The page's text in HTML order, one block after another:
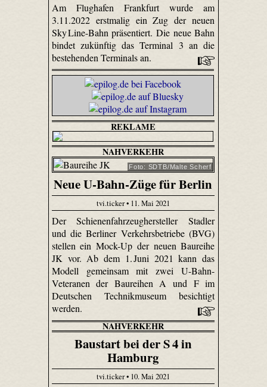
Am Flughafen Frankfurt wurde am
3.11.2022 erstmalig ein Zug der neuen
Sky Line-Bahn präsentiert. Die neue Bahn
bindet zukünftig das Terminal 3 an die
bestehenden Terminals an.
REKLAME
NAHVERKEHR
Foto: SDTB/Malte Scherf
Neue U-Bahn-Züge für Berlin
tvi.ticker • 11. Mai 2021
Der Schienenfahrzeughersteller Stadler
und die Berliner Verkehrsbetriebe (BVG)
stellen ein Mock-Up der neuen Baureihe
JK vor. Ab dem 1. Juni 2021 kann das
Modell gemeinsam mit zwei U-Bahn-
Veteranen der Baureihen A und F im
Deutschen Technikmuseum besichtigt
werden.
NAHVERKEHR
Baustart bei der S 4 in
Hamburg
tvi.ticker • 10. Mai 2021